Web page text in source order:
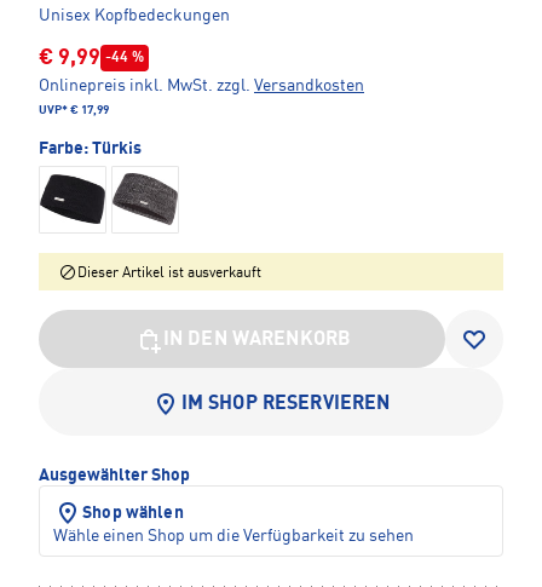
Unisex Kopfbedeckungen
€ 9,99 -44 %
Onlinepreis inkl. MwSt. zzgl. Versandkosten
UVP* € 17,99
Farbe: Türkis
Dieser Artikel ist ausverkauft
IN DEN WARENKORB
IM SHOP RESERVIEREN
Ausgewählter Shop
Shop wählen
Wähle einen Shop um die Verfügbarkeit zu sehen